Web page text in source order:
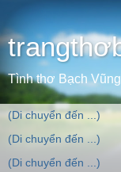
Tình thơ Bạch